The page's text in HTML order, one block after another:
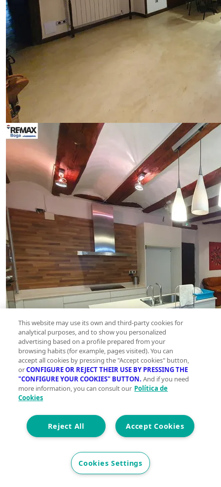
This website may use its own and third-party cookies for
analytical purposes, and to show you personalized
advertising based on a profile prepared from your
browsing habits (for example, pages visited). You can
accept all cookies by pressing the "Accept cookies" button,
orCONFIGURE OR REJECT THEIR USE BY PRESSING THE
"CONFIGURE YOUR COOKIES" BUTTON. And if you need
more information, you can consult our Política de
Cookies
Accept Cookies
Reject All
Cookies Settings